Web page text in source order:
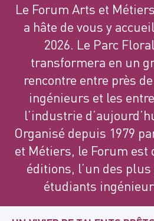
Le Forum Arts et
a hâte de vous y
2026. Le Parc
transformera en un
rencontre entre près
ingénieurs et les
l’industrie
Organisé depuis 1979
et Métiers, le Forum est
éditions, l’un des
étudiants